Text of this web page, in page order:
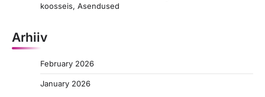
koosseis, Asendused
Arhiiv
February 2026
January 2026